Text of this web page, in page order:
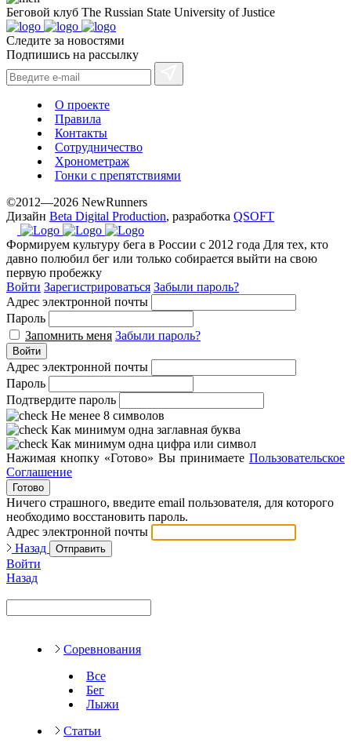
Беговой клуб The Russian State University of Justice
Следите за новостями
Подпишись на рассылку
О проекте
Правила
Контакты
Сотрудничество
Хронометраж
Гонки с препятствиями
©2012—2026 NewRunners
Дизайн Beta Digital Production, разработка QSOFT
Формируем культуру бега в России с 2012 года Для тех, кто
давно полюбил бег или только собирается выйти на свою
первую пробежку
Войти Зарегистрироваться Забыли пароль?
Адрес электронной почты
Пароль
Запомнить меня Забыли пароль?
Войти
Адрес электронной почты
Пароль
Подтвердите пароль
Не менее 8 символов
Как минимум одна заглавная буква
Как минимум одна цифра или символ
Нажимая кнопку «Готово» Вы принимаете Пользовательское
Соглашение
Готово
Ничего страшного, введите email пользователя, для которого
необходимо восстановить пароль.
Адрес электронной почты
Назад
Отправить
Войти
Назад
Соревнования
Все
Бег
Лыжи
Статьи